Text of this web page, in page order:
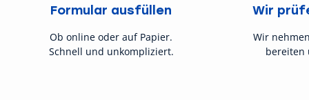
Formular ausfüllen
Ob online oder auf Papier.
Schnell und unkompliziert.
Wir
Wir
bereiten